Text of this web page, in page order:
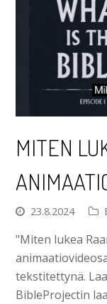
MITEN
23.8.2024
"Miten lukea
tekstitettynä.
BibleProjectin